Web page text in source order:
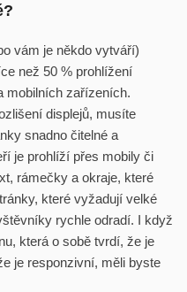
vám je někdo vytváří)
než 50 % prohlížení
mobilních zařízeních.
displejů, musíte
snadno čitelné a
je prohlíží přes mobily či
rámečky a okraje, které
které vyžadují velké
rychle odradí. I když
která o sobě tvrdí, že je
je responzivní, měli byste